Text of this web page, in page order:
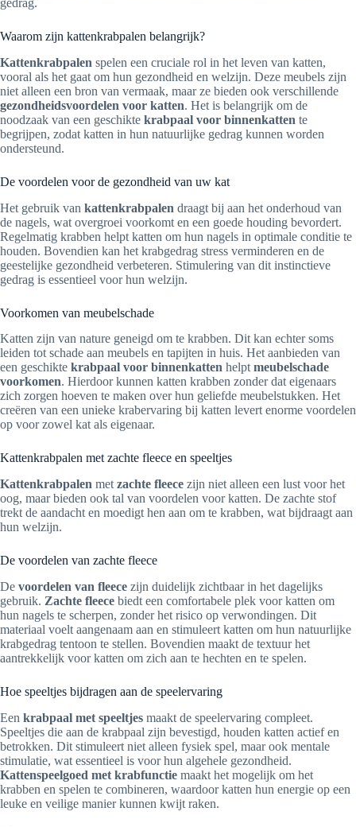
gedrag.
Waarom zijn kattenkrabpalen belangrijk?
Kattenkrabpalen spelen een cruciale rol in het leven van katten,
vooral als het gaat om hun gezondheid en welzijn. Deze meubels zijn
niet alleen een bron van vermaak, maar ze bieden ook verschillende
gezondheidsvoordelen voor katten. Het is belangrijk om de
noodzaak van een geschikte krabpaal voor binnenkatten te
begrijpen, zodat katten in hun natuurlijke gedrag kunnen worden
ondersteund.
De voordelen voor de gezondheid van uw kat
Het gebruik van kattenkrabpalen draagt bij aan het onderhoud van
de nagels, wat overgroei voorkomt en een goede houding bevordert.
Regelmatig krabben helpt katten om hun nagels in optimale conditie te
houden. Bovendien kan het krabgedrag stress verminderen en de
geestelijke gezondheid verbeteren. Stimulering van dit instinctieve
gedrag is essentieel voor hun welzijn.
Voorkomen van meubelschade
Katten zijn van nature geneigd om te krabben. Dit kan echter soms
leiden tot schade aan meubels en tapijten in huis. Het aanbieden van
een geschikte krabpaal voor binnenkatten helpt meubelschade
voorkomen. Hierdoor kunnen katten krabben zonder dat eigenaars
zich zorgen hoeven te maken over hun geliefde meubelstukken. Het
creëren van een unieke krabervaring bij katten levert enorme voordelen
op voor zowel kat als eigenaar.
Kattenkrabpalen met zachte fleece en speeltjes
Kattenkrabpalen met zachte fleece zijn niet alleen een lust voor het
oog, maar bieden ook tal van voordelen voor katten. De zachte stof
trekt de aandacht en moedigt hen aan om te krabben, wat bijdraagt aan
hun welzijn.
De voordelen van zachte fleece
De voordelen van fleece zijn duidelijk zichtbaar in het dagelijks
gebruik. Zachte fleece biedt een comfortabele plek voor katten om
hun nagels te scherpen, zonder het risico op verwondingen. Dit
materiaal voelt aangenaam aan en stimuleert katten om hun natuurlijke
krabgedrag tentoon te stellen. Bovendien maakt de textuur het
aantrekkelijk voor katten om zich aan te hechten en te spelen.
Hoe speeltjes bijdragen aan de speelervaring
Een krabpaal met speeltjes maakt de speelervaring compleet.
Speeltjes die aan de krabpaal zijn bevestigd, houden katten actief en
betrokken. Dit stimuleert niet alleen fysiek spel, maar ook mentale
stimulatie, wat essentieel is voor hun algehele gezondheid.
Kattenspeelgoed met krabfunctie maakt het mogelijk om het
krabben en spelen te combineren, waardoor katten hun energie op een
leuke en veilige manier kunnen kwijt raken.